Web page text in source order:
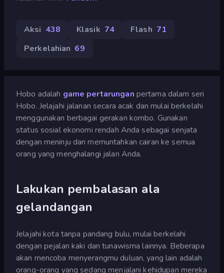
Aksi 438 Klasik 74 Flash 71
Perkelahian 69
Hobo adalah game pertarungan pertama dalam seri
Hobo. Jelajahi jalanan secara acak dan mulai berkelahi
menggunakan berbagai gerakan kombo. Gunakan
status sosial ekonomi rendah Anda sebagai senjata
dengan meninju dan memuntahkan cairan ke semua
orang yang menghalangi jalan Anda.
Lakukan pembalasan ala
gelandangan
Jelajahi kota tanpa pandang bulu, mulai berkelahi
dengan pejalan kaki dan tunawisma lainnya. Beberapa
akan mencoba menyerangmu duluan, yang lain adalah
orang-orang yang sedang menjalani kehidupan mereka